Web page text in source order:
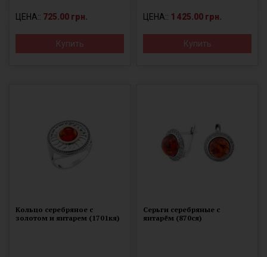
ЦЕНА:: 725.00 грн.
Купить
ЦЕНА:: 1 425.00 грн.
Купить
Кольцо серебряное с
золотом и янтарем (1701кя)
Серьги серебряные с
янтарём (870ся)